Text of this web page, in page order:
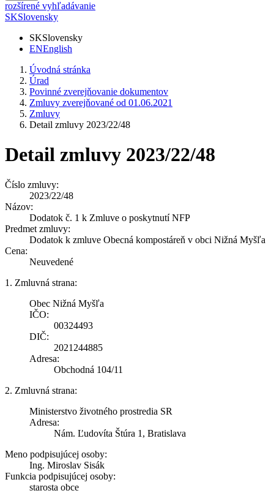
rozšírené vyhľadávanie
SKSlovensky
SKSlovensky
ENEnglish
Úvodná stránka
Úrad
Povinné zverejňovanie dokumentov
Zmluvy zverejňované od 01.06.2021
Zmluvy
Detail zmluvy 2023/22/48
Detail zmluvy 2023/22/48
Číslo zmluvy:
2023/22/48
Názov:
Dodatok č. 1 k Zmluve o poskytnutí NFP
Predmet zmluvy:
Dodatok k zmluve Obecná kompostáreň v obci Nižná Myšľa
Cena:
Neuvedené
1. Zmluvná strana:
Obec Nižná Myšľa
IČO:
00324493
DIČ:
2021244885
Adresa:
Obchodná 104/11
2. Zmluvná strana:
Ministerstvo životného prostredia SR
Adresa:
Nám. Ľudovíta Štúra 1, Bratislava
Meno podpisujúcej osoby:
Ing. Miroslav Sisák
Funkcia podpisujúcej osoby:
starosta obce